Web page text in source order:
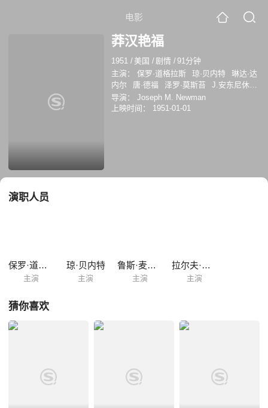
电影
莽汉艳福
1951 / 美国 /剧情 /91分钟
主演：
保罗·道格拉斯 琼·贝内特
琳达·达
内尔
唐·德福 泽罗·莫斯苔
J.安东尼休
斯
鲁斯·麦克德维特 哈罗德·米勒
·蒙哥马利
肯纳G.肯普
导演：
Joseph M. Newman
上映时间：
1951-01-01
演职人员
保罗·道格拉斯
主演
琼·贝内特
主演
鲁斯·麦克德维特
主演
拉尔夫·蒙哥马利
主演
猜你喜欢